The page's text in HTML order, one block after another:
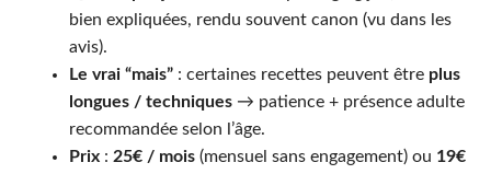
bien expliquées, rendu souvent canon (vu dans les
avis).
Le vrai “mais” : certaines recettes peuvent être plus
longues / techniques → patience + présence adulte
recommandée selon l’âge.
Prix : 25€ / mois (mensuel sans engagement) ou 19€